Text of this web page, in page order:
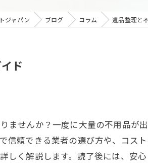
ジャパン ブログ コラム 遺品整理と
ド
ませんか？一度に大量の不用品が
信頼できる業者の選び方や、コス
く解説します。読了後には、安